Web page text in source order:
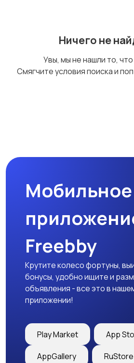
Тренажеры и фитнес
Другое
Ничего не
Увы, мы не нашли то, что
Смягчите условия поиска и
Мобильное
Freebby
Крутите колесо фортуны,
бонусы, удобно ищите и
объявления - все это в
приложении!
Play Market App
AppGallery RuStore